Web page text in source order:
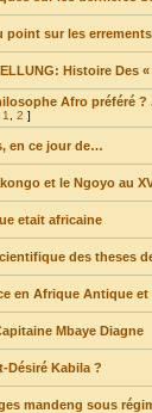
point sur les
Histoire Des
Afro préféré ?
1 2 ]
en ce jour de…
et le Ngoyo au
etait africaine
des theses
en Afrique Antique et
Mbaye Diagne
Désiré Kabila ?
mandeng sous